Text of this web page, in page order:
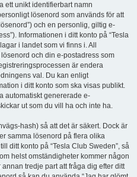
ett unikt identifierbart namn
lösenord som används för att
och en personlig, giltig e-
Informationen i ditt konto på “Tesla
i landet som vi finns i. All
och din e-postadress som
är endera
val. Du kan enligt
i ditt konto som ska visas publikt.
automatiskt genererade e-
ut som du vill ha och inte ha.
hash) så att det är säkert. Dock är
samma lösenord på flera olika
ditt konto på “Tesla Club Sweden”, så
helst omständigheter kommer någon
tredje part att fråga dig efter ditt